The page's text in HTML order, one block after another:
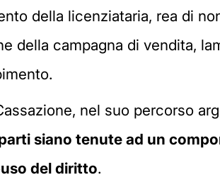
della licenziataria, rea di
della campagna di vendita,
nel suo percorso
siano tenute ad un
del diritto.